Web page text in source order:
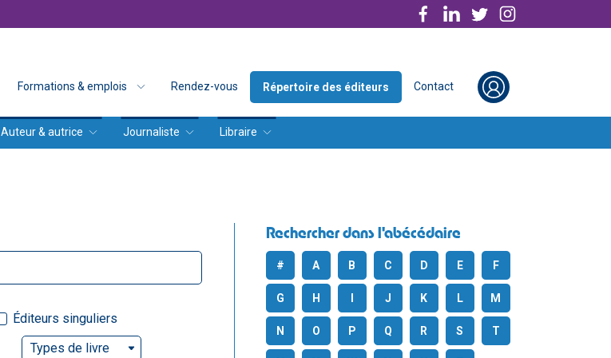
Formations & emplois Rendez-vous Répertoire des éditeurs Contact
Auteur & autrice Journaliste Libraire
Rechercher dans l'abécédaire
# A B C D E F
G H J K L M
N O P Q R S T
Éditeurs singuliers
Types de livre